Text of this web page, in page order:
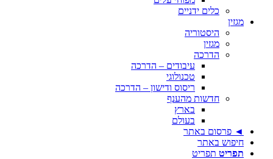
כלים ידניים
מגזין
היסטוריה
מגזין
הדרכה
עיבודים – הדרכה
טכנולוגי
ריסוס ודישון – הדרכה
חדשות מהענף
בארץ
בעולם
◄ פרסום באתר
חיפוש באתר
תפריט תפריט